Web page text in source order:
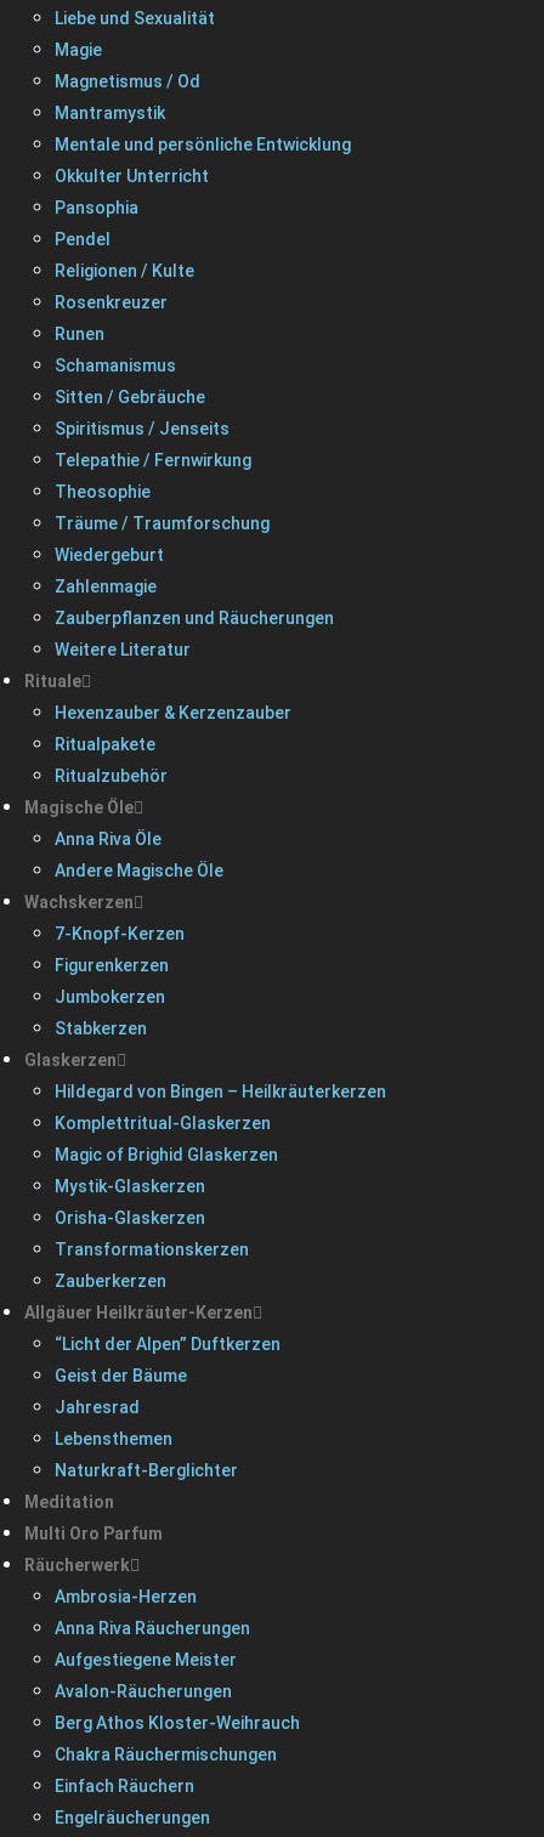
Liebe und Sexualität
Magie
Magnetismus / Od
Mantramystik
Mentale und persönliche Entwicklung
Okkulter Unterricht
Pansophia
Pendel
Religionen / Kulte
Rosenkreuzer
Runen
Schamanismus
Sitten / Gebräuche
Spiritismus / Jenseits
Telepathie / Fernwirkung
Theosophie
Träume / Traumforschung
Wiedergeburt
Zahlenmagie
Zauberpflanzen und Räucherungen
Weitere Literatur
Rituale
Hexenzauber & Kerzenzauber
Ritualpakete
Ritualzubehör
Magische Öle
Anna Riva Öle
Andere Magische Öle
Wachskerzen
7-Knopf-Kerzen
Figurenkerzen
Jumbokerzen
Stabkerzen
Glaskerzen
Hildegard von Bingen – Heilkräuterkerzen
Komplettritual-Glaskerzen
Magic of Brighid Glaskerzen
Mystik-Glaskerzen
Orisha-Glaskerzen
Transformationskerzen
Zauberkerzen
Allgäuer Heilkräuter-Kerzen
“Licht der Alpen” Duftkerzen
Geist der Bäume
Jahresrad
Lebensthemen
Naturkraft-Berglichter
Meditation
Multi Oro Parfum
Räucherwerk
Ambrosia-Herzen
Anna Riva Räucherungen
Aufgestiegene Meister
Avalon-Räucherungen
Berg Athos Kloster-Weihrauch
Chakra Räuchermischungen
Einfach Räuchern
Engelräucherungen